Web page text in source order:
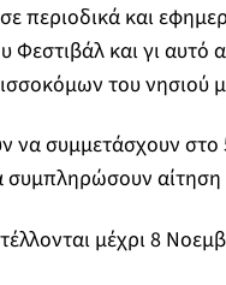
περιοδικά και
και γι αυτό
του νησιού
να συμμετάσχουν
συμπληρώσουν
μέχρι 8